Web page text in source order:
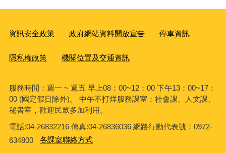
資訊安全政策 政府網站資料開放宣告 停車資訊
隱私權政策 機關位置及交通資訊
服務時間：週一 ~ 週五 早上08：00~12：00 下午13：00~17：
00 (國定假日除外)。 中午不打烊服務課室：社會課、人文課、
秘書室，歡迎民眾多加利用。
電話:04-26832216 傳真:04-26836036 網路行動代表號：0972-
634800
各課室聯絡方式